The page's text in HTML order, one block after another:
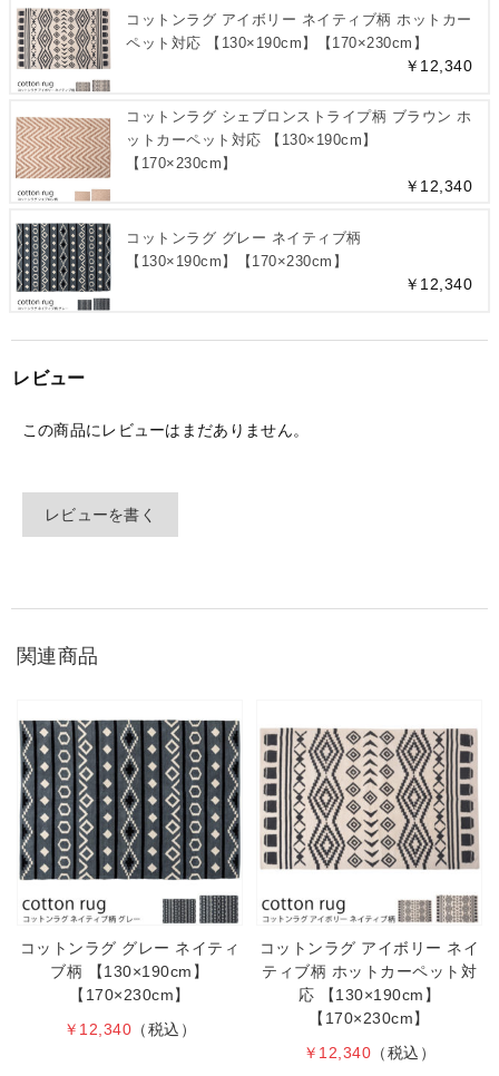
コットンラグ アイボリー ネイティブ柄 ホットカー
ペット対応 【130×190cm】【170×230cm】
￥12,340
コットンラグ シェブロンストライプ柄 ブラウン ホ
ットカーペット対応 【130×190cm】
【170×230cm】
￥12,340
コットンラグ グレー ネイティブ柄
【130×190cm】【170×230cm】
￥12,340
レビュー
この商品にレビューはまだありません。
レビューを書く
関連商品
コットンラグ グレー ネイティ
ブ柄 【130×190cm】
【170×230cm】
￥12,340 （税込）
コットンラグ アイボリー ネイ
ティブ柄 ホットカーペット対
応 【130×190cm】
【170×230cm】
￥12,340 （税込）